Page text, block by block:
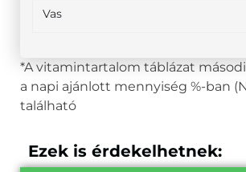
Vas
*A vitamintartalom táblázat
a napi ajánlott mennyiség %-ban
található
Ezek is érdekelhetnek: